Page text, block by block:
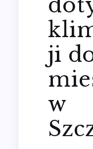
ji
w